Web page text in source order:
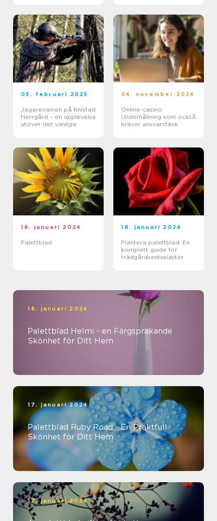
05. februari 2025
Jägarexamen på Knistad
Herrgård – en upplevelse
utöver det vanliga
04. november 2024
Online-casino:
Underhållning som också
kräver ansvarstänk
18. januari 2024
Palettblad
18. januari 2024
Plantera palettblad: En
komplett guide för
trädgårdsentusiaster
18. januari 2024
Palettblad Helmi - en Färgsprakande
Skönhet för Ditt Hem
17. januari 2024
Palettblad Ruby Road - En Praktfull
Skönhet för Ditt Hem
17. januari 2024